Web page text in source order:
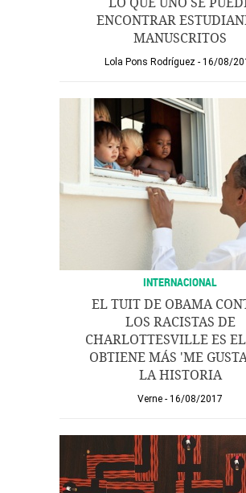
ENCONTRAR
MANUSCRITOS
Lola Pons Rodríguez 16/08/
INTERNACIONAL
EL TUIT DE OBAMA
LOS RACISTAS DE
CHARLOTTESVILLE ES
OBTIENE MÁS 'ME
LA HISTORIA
Verne 16/08/2017